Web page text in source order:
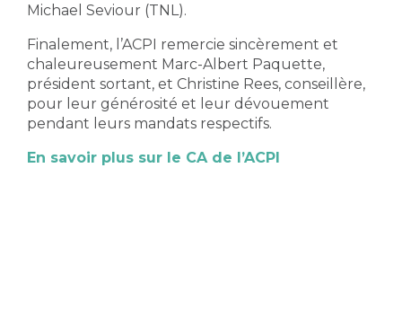
Michael Seviour (TNL).
Finalement, l’ACPI remercie sincèrement et
chaleureusement Marc-Albert Paquette,
président sortant, et Christine Rees, conseillère,
pour leur générosité et leur dévouement
pendant leurs mandats respectifs.
En savoir plus sur le CA de l’ACPI